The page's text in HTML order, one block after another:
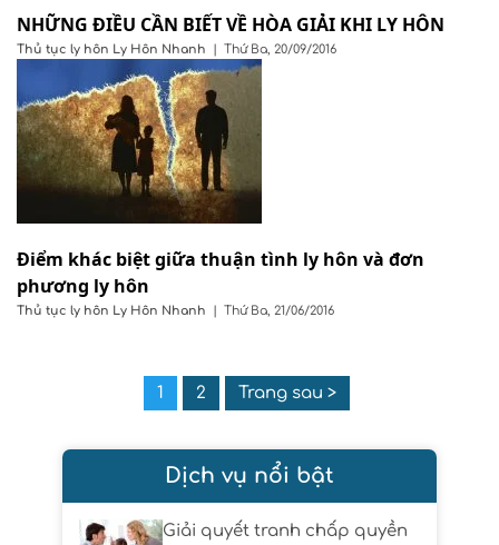
NHỮNG ĐIỀU CẦN BIẾT VỀ HÒA GIẢI KHI LY HÔN
Thủ tục ly hôn Ly Hôn Nhanh | Thứ Ba, 20/09/2016
Điểm khác biệt giữa thuận tình ly hôn và đơn
phương ly hôn
Thủ tục ly hôn Ly Hôn Nhanh | Thứ Ba, 21/06/2016
1 2 Trang sau >
Dịch vụ nổi bật
Giải quyết tranh chấp quyền